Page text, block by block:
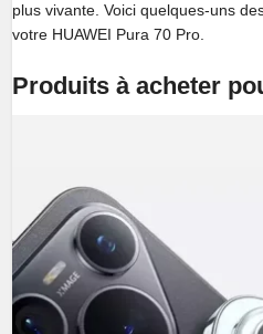
plus vivante. Voici quelques-uns
votre HUAWEI Pura 70 Pro.
Produits à acheter